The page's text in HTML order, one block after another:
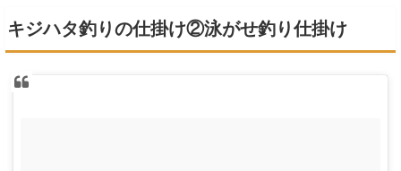
キジハタ釣りの仕掛け②泳がせ釣り仕掛け